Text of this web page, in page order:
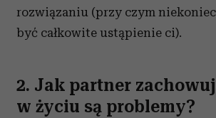
rozwiązaniu (przy czym
być całkowite ustąpienie ci).
2. Jak partner
w życiu są problemy?